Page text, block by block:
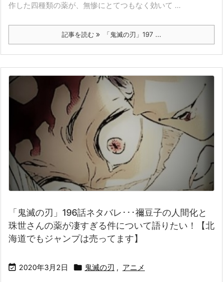
作した四種類の薬が、無惨にとてつもなく効いて ...
記事を読む 「鬼滅の刃」197 ...
「鬼滅の刃」196話ネタバレ･･･禰豆子の人間化と
珠世さんの薬が凄すぎる件について語りたい！【北
海道でもジャンプは売ってます】
 2020年3月2日  鬼滅の刃 , アニメ